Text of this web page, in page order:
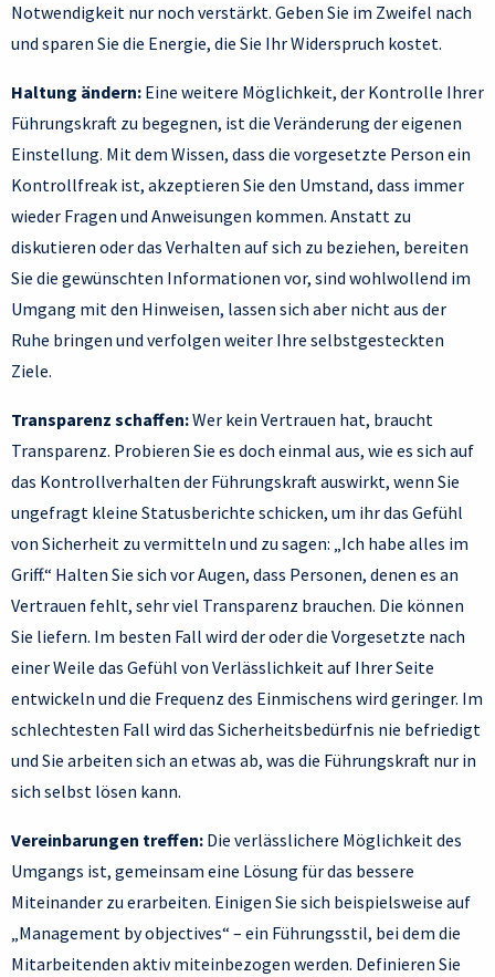
Notwendigkeit nur noch verstärkt. Geben Sie im Zweifel nach
und sparen Sie die Energie, die Sie Ihr Widerspruch kostet.
Haltung ändern: Eine weitere Möglichkeit, der Kontrolle Ihrer
Führungskraft zu begegnen, ist die Veränderung der eigenen
Einstellung. Mit dem Wissen, dass die vorgesetzte Person ein
Kontrollfreak ist, akzeptieren Sie den Umstand, dass immer
wieder Fragen und Anweisungen kommen. Anstatt zu
diskutieren oder das Verhalten auf sich zu beziehen, bereiten
Sie die gewünschten Informationen vor, sind wohlwollend im
Umgang mit den Hinweisen, lassen sich aber nicht aus der
Ruhe bringen und verfolgen weiter Ihre selbstgesteckten
Ziele.
Transparenz schaffen:Wer kein Vertrauen hat, braucht
Transparenz. Probieren Sie es doch einmal aus, wie es sich auf
das Kontrollverhalten der Führungskraft auswirkt, wenn Sie
ungefragt kleine Statusberichte schicken, um ihr das Gefühl
von Sicherheit zu vermitteln und zu sagen: „Ich habe alles im
Griff.“ Halten Sie sich vor Augen, dass Personen, denen es an
Vertrauen fehlt, sehr viel Transparenz brauchen. Die können
Sie liefern. Im besten Fall wird der oder die Vorgesetzte nach
einer Weile das Gefühl von Verlässlichkeit auf Ihrer Seite
entwickeln und die Frequenz des Einmischens wird geringer. Im
schlechtesten Fall wird das Sicherheitsbedürfnis nie befriedigt
und Sie arbeiten sich an etwas ab, was die Führungskraft nur in
sich selbst lösen kann.
Vereinbarungen treffen: Die verlässlichere Möglichkeit des
Umgangs ist, gemeinsam eine Lösung für das bessere
Miteinander zu erarbeiten. Einigen Sie sich beispielsweise auf
„Management by objectives“ – ein Führungsstil, bei dem die
Mitarbeitenden aktiv miteinbezogen werden. Definieren Sie